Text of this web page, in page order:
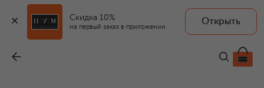
Скидка 10%
на первый заказ в приложении
Открыть
33 900 ₽